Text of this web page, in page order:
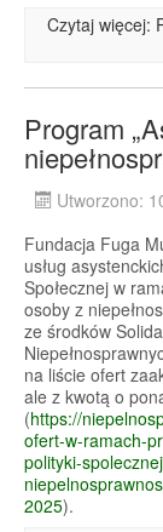
Czytaj więcej:
Program
Utworzono:
Fundacja Fuga
usług
Społecznej w
osoby z
ze środków
na liście ofert
ale z kwotą o
(https://
ofert-w-ramach-
polityki-
2025).